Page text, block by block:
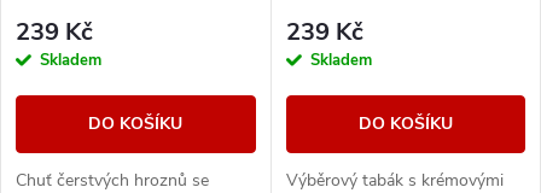
239 Kč
Skladem
DO KOŠÍKU
Chuť čerstvých hroznů se
239 Kč
Skladem
DO KOŠÍKU
Výběrový tabák s krémovými